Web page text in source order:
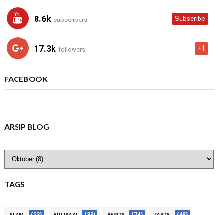
8.6k subscribers Subscribe
17.3k followers +1
FACEBOOK
ARSIP BLOG
TAGS